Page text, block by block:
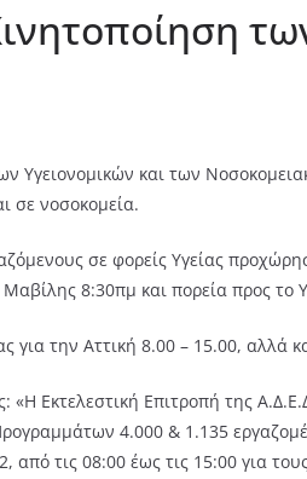
Υγειονομικών και των
σε νοσοκομεία.
σε φορείς Υγείας
8:30πμ και πορεία προς το
την Αττική 8.00 – 15.00, αλλά
«Η Εκτελεστική Επιτροπή της
4.000 & 1.135
από τις 08:00 έως τις 15:00 για